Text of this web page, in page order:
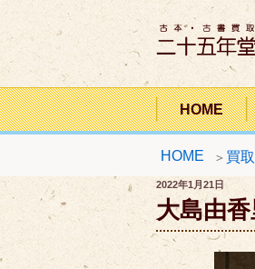
コ
ン
テ
ン
ツ
へ
キ
プ
二十
HOME
HOME 買
投
稿
日:
2022年1月21日
大島由